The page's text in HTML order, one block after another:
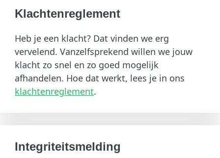
Klachtenreglement
Heb je een klacht? Dat vinden we erg
vervelend. Vanzelfsprekend willen we jouw
klacht zo snel en zo goed mogelijk
afhandelen. Hoe dat werkt, lees je in ons
klachtenreglement.
Integriteitsmelding